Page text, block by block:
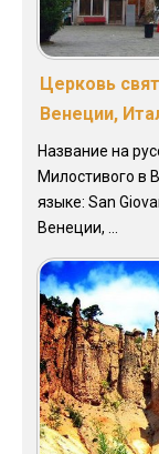
Церковь
Венеции,
Название на
Милостивого в
языке: San
Венеции, ...